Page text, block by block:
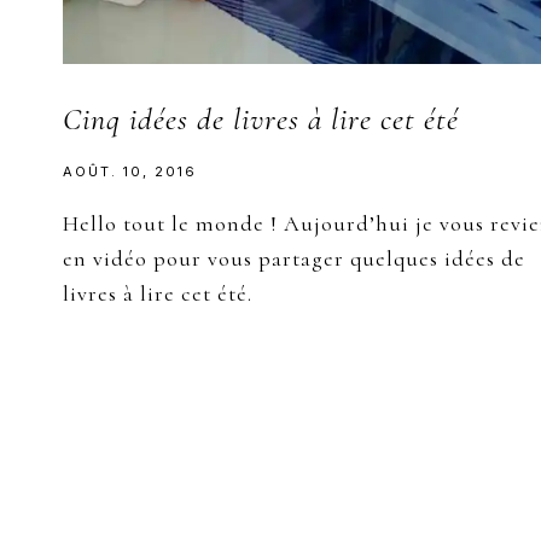
Cinq idées de livres à lire cet été
AOÛT. 10, 2016
Hello tout le monde ! Aujourd’hui je vous
en vidéo pour vous partager quelques idées de
livres à lire cet été.